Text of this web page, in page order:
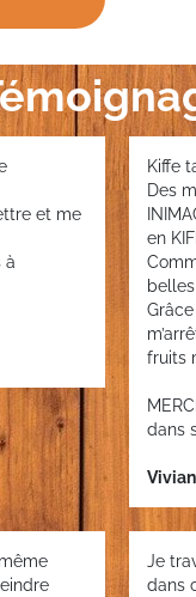
et me
à
Kiffe
Des
en
fruits
dans
Je
dans